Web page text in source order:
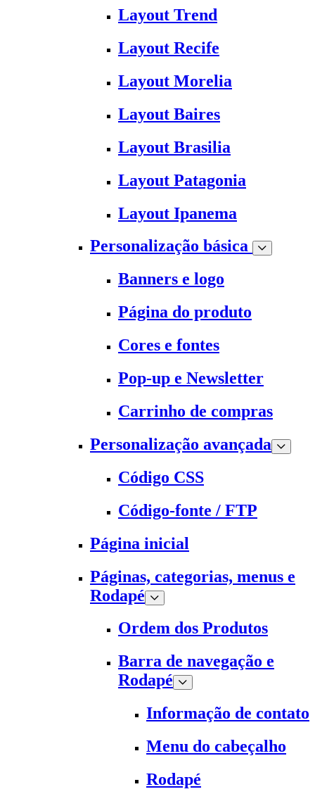
Layout Trend
Layout Recife
Layout Morelia
Layout Baires
Layout Brasilia
Layout Patagonia
Layout Ipanema
Personalização básica
Banners e logo
Página do produto
Cores e fontes
Pop-up e Newsletter
Carrinho de compras
Personalização avançada
Código CSS
Código-fonte / FTP
Página inicial
Páginas, categorias, menus e
Rodapé
Ordem dos Produtos
Barra de navegação e
Rodapé
Informação de contato
Menu do cabeçalho
Rodapé